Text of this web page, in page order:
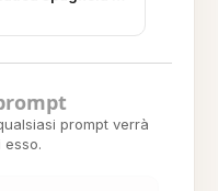
prompt verrà
esso.